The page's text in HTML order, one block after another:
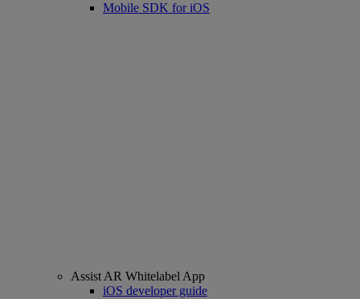
Mobile SDK for iOS
Assist AR Whitelabel App
iOS developer guide